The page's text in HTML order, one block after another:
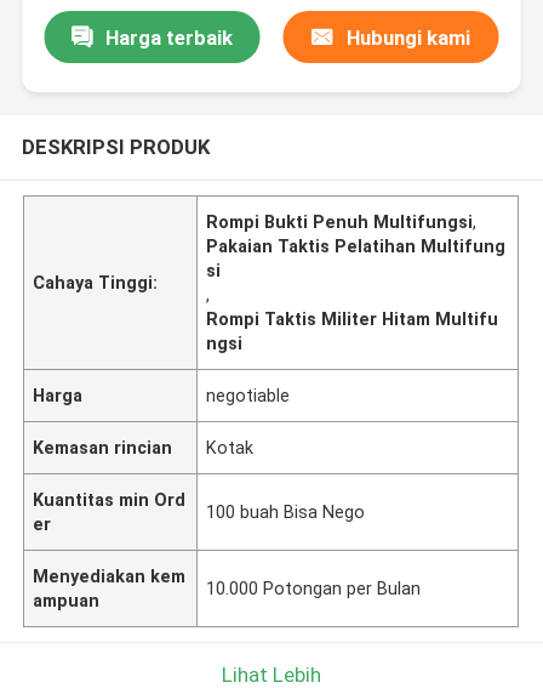
Harga terbaik Hubungi kami
DESKRIPSI PRODUK
Cahaya Tinggi:
Rompi Bukti Penuh Multifungsi,
Pakaian Taktis Pelatihan Multifung
si
,
Rompi Taktis Militer Hitam Multifu
ngsi
Harga negotiable
Kemasan rincian Kotak
Kuantitas min Ord
er
100 buah Bisa Nego
Menyediakan kem
ampuan
10.000 Potongan per Bulan
Lihat Lebih